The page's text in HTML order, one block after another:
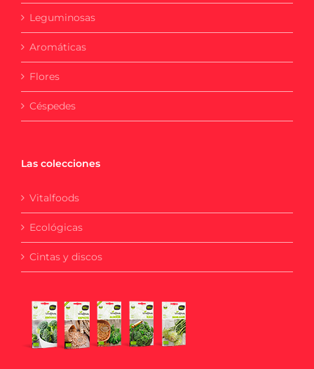
Leguminosas
Aromáticas
Flores
Céspedes
Las colecciones
Vitalfoods
Ecológicas
Cintas y discos